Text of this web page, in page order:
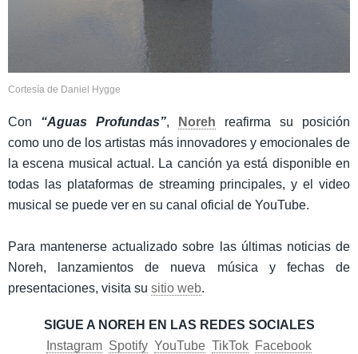
Cortesía de Daniel Hygge
Con “Aguas Profundas”, Noreh reafirma su posición
como uno de los artistas más innovadores y emocionales de
la escena musical actual. La canción ya está disponible en
todas las plataformas de streaming principales, y el video
musical se puede ver en su canal oficial de YouTube.
Para mantenerse actualizado sobre las últimas noticias de
Noreh, lanzamientos de nueva música y fechas de
presentaciones, visita su sitio web.
SIGUE A NOREH EN LAS REDES SOCIALES
Instagram Spotify YouTube TikTok Facebook